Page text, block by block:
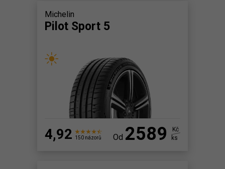
Michelin
Pilot Sport 5
4,92 150 názorů Od 2589
Kč
ks